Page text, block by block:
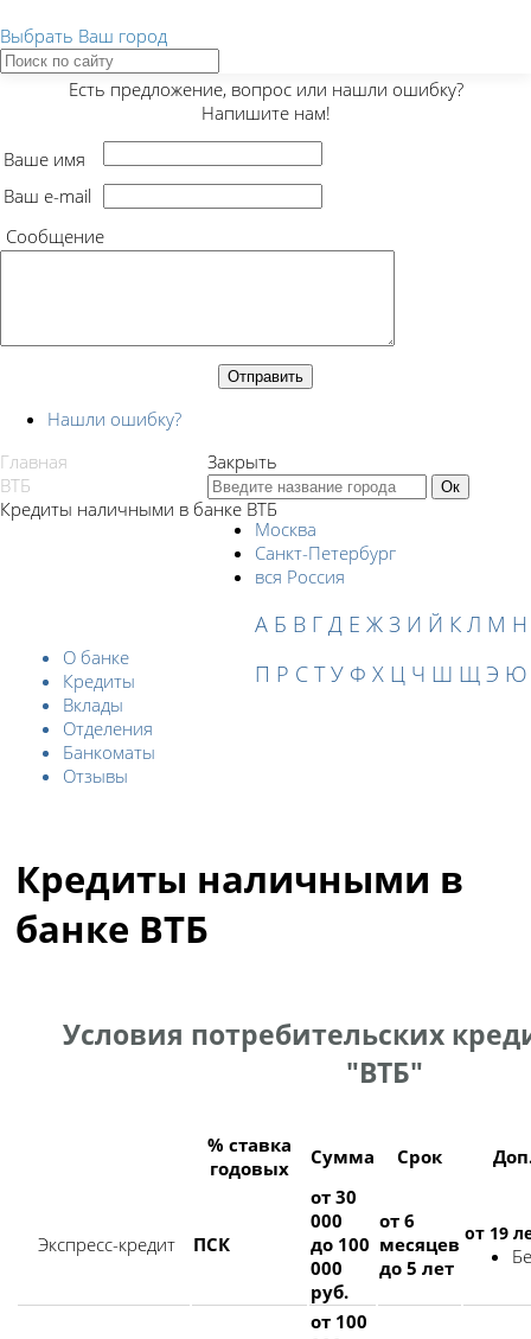
Есть предложение, вопрос или нашли ошибку?
Напишите нам!
Ваше имя
Ваш e-mail
Сообщение
Нашли ошибку?
Выбрать Ваш город
Закрыть
Москва
Санкт-Петербург
вся Россия
А Б В Г Д Е Ж З И Й К Л М Н
П Р С Т У Ф Х Ц Ч Ш Щ Э Ю
Главная
ВТБ
Кредиты наличными в банке ВТБ
О банке
Кредиты
Вклады
Отделения
Банкоматы
Отзывы
Кредиты наличными в
банке ВТБ
Условия потребительских
"ВТБ"
% ставка
годовых
Сумма Срок
Экспресс-кредит ПСК
от 30
000
до 100
000
руб.
от 6
месяцев
до 5 лет
от 19
от 100